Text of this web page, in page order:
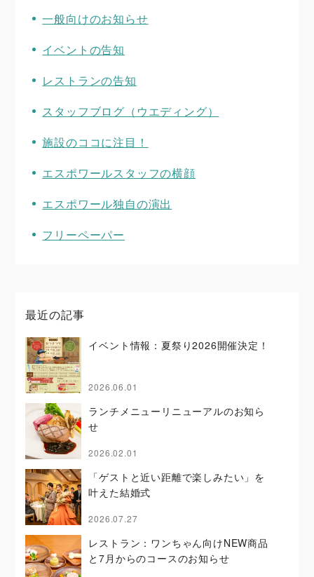
一般向けのお知らせ
イベントの告知
レストランの告知
スタッフブログ（ウエディング）
施設のココに注目！
エスポワールスタッフの横顔
エスポワール独自の演出
フリーペーパー
最近の記事
イベント情報：夏祭り2026開催決定！
2026.06.01
ランチメニューリニューアルのお知ら
せ
2026.02.01
「ゲストと近い距離で楽しみたい」を
叶えた結婚式
2026.07.27
レストラン：ワンちゃん向けNEW商品
と7月からのコースのお知らせ